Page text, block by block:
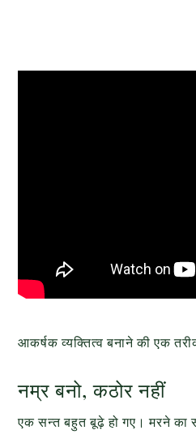
आकर्षक व्यक्तित्व बनाने की एक
नम्र बनो, कठोर नहीं
एक सन्त बहुत बूढ़े हो गए। मरने